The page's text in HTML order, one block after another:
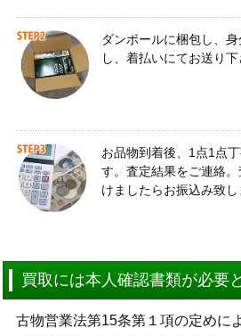
ダンボールに梱包し、
し、着払いにてお送り下
お品物到着後、1点1点
す。査定結果をご連絡
けましたらお振込み致し
買取には本人確認書類が必要
古物営業法第15条第１項の定めに